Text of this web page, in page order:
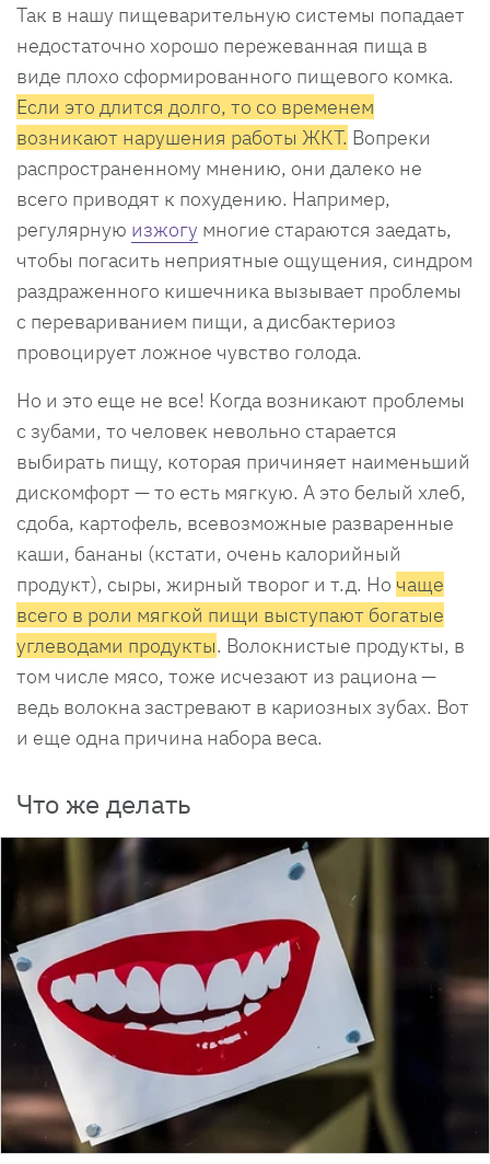
Так в нашу пищеварительную системы попадает
недостаточно хорошо пережеванная пища в
виде плохо сформированного пищевого комка.
Если это длится долго, то со временем
возникают нарушения работы ЖКТ. Вопреки
распространенному мнению, они далеко не
всего приводят к похудению. Например,
регулярную изжогу многие стараются заедать,
чтобы погасить неприятные ощущения, синдром
раздраженного кишечника вызывает проблемы
с перевариванием пищи, а дисбактериоз
провоцирует ложное чувство голода.
Но и это еще не все! Когда возникают проблемы
с зубами, то человек невольно старается
выбирать пищу, которая причиняет наименьший
дискомфорт — то есть мягкую. А это белый хлеб,
сдоба, картофель, всевозможные разваренные
каши, бананы (кстати, очень калорийный
продукт), сыры, жирный творог и т.д. Но чаще
всего в роли мягкой пищи выступают богатые
углеводами продукты. Волокнистые продукты, в
том числе мясо, тоже исчезают из рациона —
ведь волокна застревают в кариозных зубах. Вот
и еще одна причина набора веса.
Что же делать